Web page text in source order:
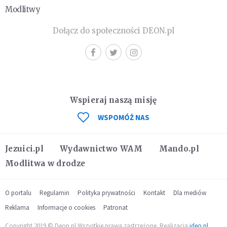
Modlitwy
Dołącz do społeczności DEON.pl
Jezuici.pl Wydawnictwo WAM
Mando.pl
Modlitwa w drodze
Wspieraj naszą misję
WSPOMÓŻ NAS
O portalu Regulamin Polityka prywatności Kontakt
Dla mediów
Reklama
Informacje o cookies Patronat